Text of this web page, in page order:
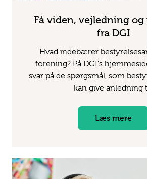
Få viden, vejledning
fra DGI
Hvad indebærer
forening? På DGI's
svar på de spørgsmål, som
kan give anledning
Læs mere